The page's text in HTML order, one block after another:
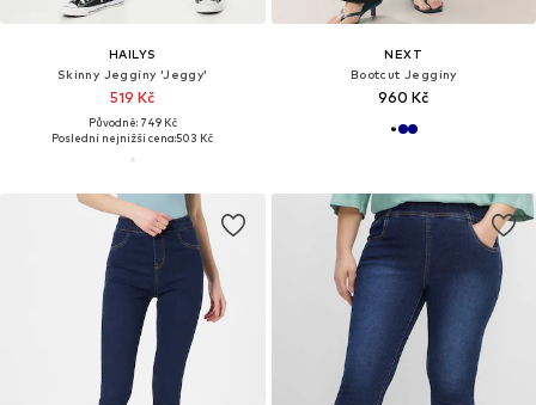
HAILYS
Skinny Jeggíny 'Jeggy'
519 Kč
Původně: 749 Kč
Poslední nejnižší cena:503 Kč
NEXT
Bootcut Jeggíny
960 Kč